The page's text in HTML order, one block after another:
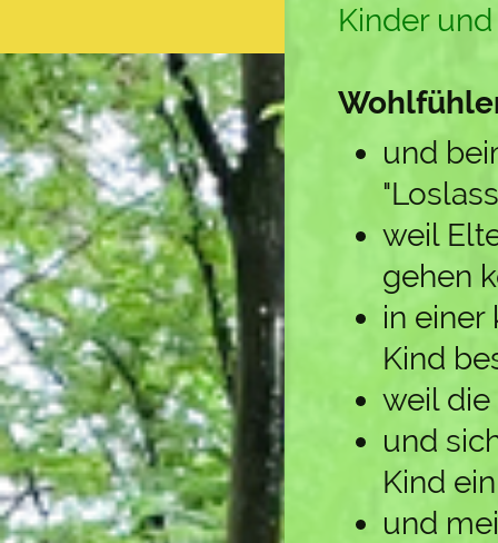
Kinder
und
weil
gehen
in einer
Kind
weil die
und
Kind
und